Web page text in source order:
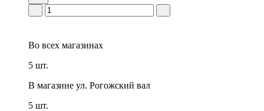
Во всех магазинах
5 шт.
В магазине ул. Рогожский вал
5 шт.